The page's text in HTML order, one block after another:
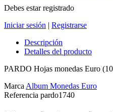
Debes estar registrado
Iniciar sesión | Registrarse
Descripción
Detalles del producto
PARDO Hojas monedas Euro
Marca Album Monedas Euro
Referencia pardo1740